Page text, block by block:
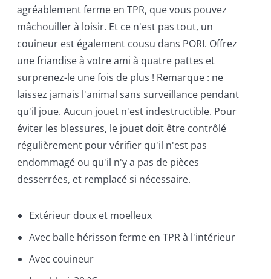
agréablement ferme en TPR, que vous pouvez
mâchouiller à loisir. Et ce n'est pas tout, un
couineur est également cousu dans PORI. Offrez
une friandise à votre ami à quatre pattes et
surprenez-le une fois de plus ! Remarque : ne
laissez jamais l'animal sans surveillance pendant
qu'il joue. Aucun jouet n'est indestructible. Pour
éviter les blessures, le jouet doit être contrôlé
régulièrement pour vérifier qu'il n'est pas
endommagé ou qu'il n'y a pas de pièces
desserrées, et remplacé si nécessaire.
Extérieur doux et moelleux
Avec balle hérisson ferme en TPR à l'intérieur
Avec couineur